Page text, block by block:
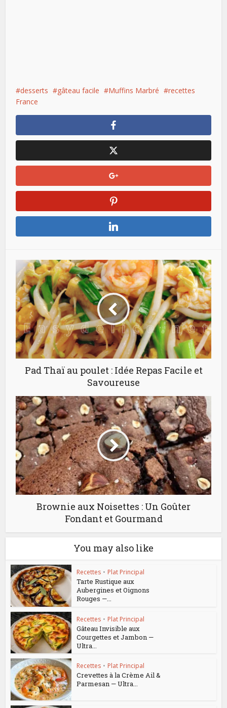
desserts gâteau facile Muffins Marbré
recettes
France
Pad Thaï au poulet : Idée Repas Facile et
Savoureuse
Brownie aux Noisettes : Un Goûter
Fondant et Gourmand
You may also like
Recettes • Plat Principal
Tarte Rustique aux
Aubergines et Oignons
Rouges —...
Recettes • Plat Principal
Gâteau Invisible aux
Courgettes et Jambon —
Ultra...
Recettes • Plat Principal
Crevettes à la Crème Ail &
Parmesan — Ultra...